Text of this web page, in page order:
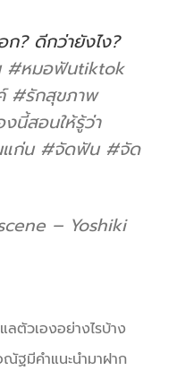
ก? ดีกว่ายังไง?
#หมอฟันtiktok
#รักสุขภาพ
งนี้สอนให้รู้ว่า
ก่น #จัดฟัน #จัด
– Yoshiki
ตัวเองอย่างไรบ้าง
ฐมีคำแนะนำมาฝาก